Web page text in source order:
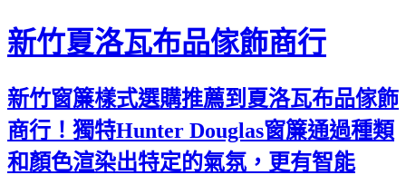
新竹夏洛瓦布品傢飾商行
新竹窗簾樣式選購推薦到夏洛瓦布品傢飾
商行！獨特Hunter Douglas窗簾通過種類
和顏色渲染出特定的氣氛，更有智能